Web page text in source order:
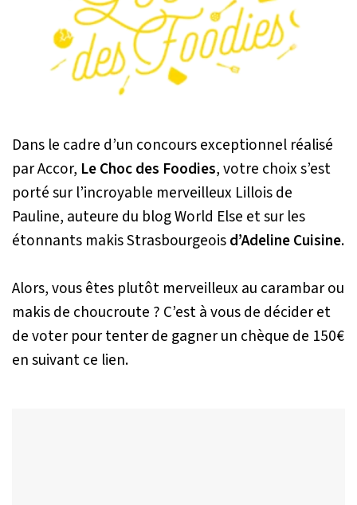
Dans le cadre d’un concours exceptionnel réalisé
par Accor, Le Choc des Foodies, votre choix s’est
porté sur l’incroyable merveilleux Lillois de
Pauline, auteure du blog World Else et sur les
étonnants makis Strasbourgeoisd’Adeline Cuisine.
Alors, vous êtes plutôt merveilleux au carambar ou
makis de choucroute ? C’est à vous de décider et
de voter pour tenter de gagner un chèque de 150€
en suivant ce lien.